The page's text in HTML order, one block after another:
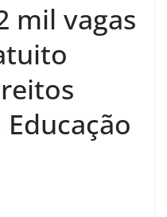
mil vagas